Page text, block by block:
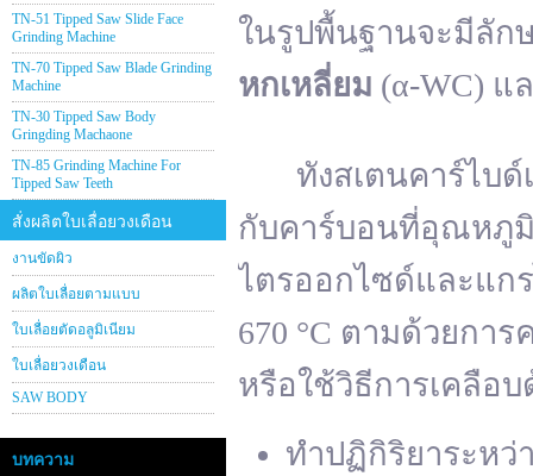
TN-51 Tipped Saw Slide Face
Grinding Machine
TN-70 Tipped Saw Blade Grinding
Machine
TN-30 Tipped Saw Body
Gringding Machaone
TN-85 Grinding Machine For
Tipped Saw Teeth
สั่งผลิตใบเลื่อยวงเดือน
งานขัดผิว
ผลิตใบเลื่อยตามแบบ
ใบเลื่อยตัดอลูมิเนียม
ใบเลื่อยวงเดือน
SAW BODY
บทความ
ในรูปพื้นฐานจะมีลัก
หกเหลี่ยม (α-WC) แ
ทังสเตนคาร์ไบด์เ
กับคาร์บอนที่อุณหภูมิ
ไตรออกไซด์และแก
670 °C ตามด้วยกา
หรือใช้วิธีการเคลือบ
ทำปฏิกิริยาระหว่